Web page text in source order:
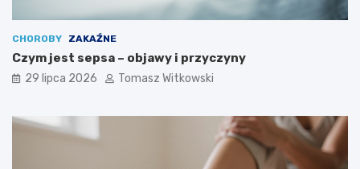
CHOROBY ZAKAŹNE
Czym jest sepsa – objawy i przyczyny
29 lipca 2026 Tomasz Witkowski